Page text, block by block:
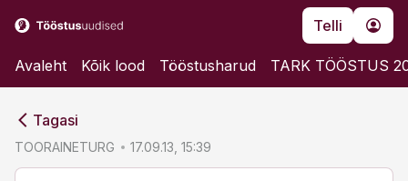
Telli
Avaleht Kõik lood Tööstusharud TARK TÖÖSTUS
Tagasi
TOORAINETURG 17.09.13, 15:39